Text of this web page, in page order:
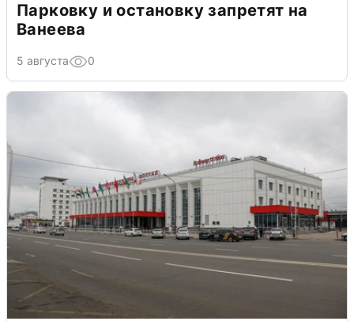
Парковку и остановку запретят на
Ванеева
5 августа 0